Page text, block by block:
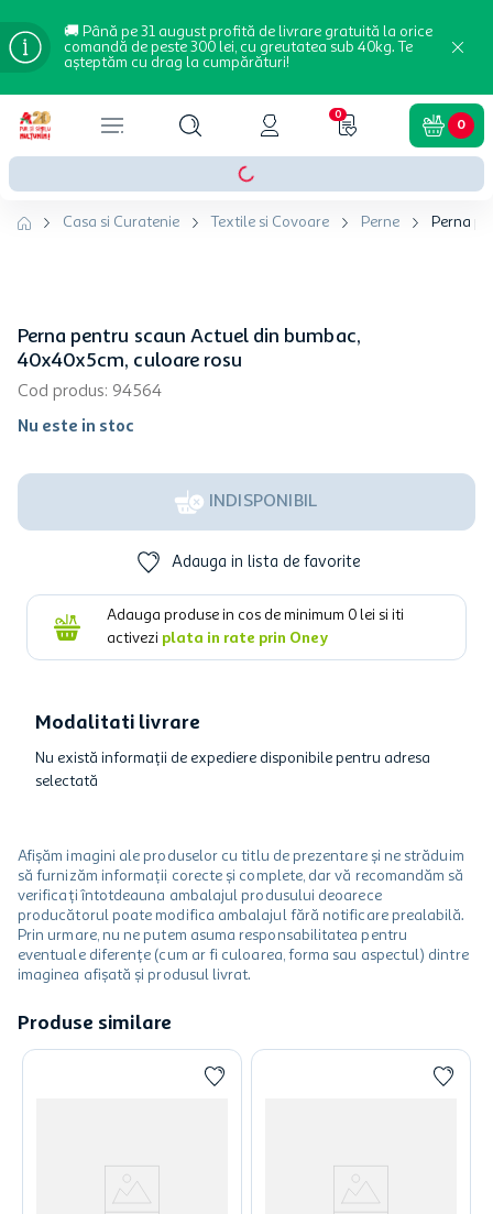
🚚 Până pe 31 august profită de livrare gratuită la orice
comandă de peste 300 lei, cu greutatea sub 40kg. Te
așteptăm cu drag la cumpărături!
0
0
Casa si Curatenie Textile si Covoare Perne Perna
Perna pentru scaun Actuel din bumbac,
40x40x5cm, culoare rosu
Cod produs: 94564
Nu este in stoc
INDISPONIBIL
Adauga in lista de favorite
Adauga produse in cos de minimum 0 lei si iti
activezi plata in rate prin Oney
Modalitati livrare
Nu există informații de expediere disponibile pentru adresa
selectată
Afișăm imagini ale produselor cu titlu de prezentare și ne străduim
să furnizăm informații corecte și complete, dar vă recomandăm să
verificați întotdeauna ambalajul produsului deoarece
producătorul poate modifica ambalajul fără notificare prealabilă.
Prin urmare, nu ne putem asuma responsabilitatea pentru
eventuale diferențe (cum ar fi culoarea, forma sau aspectul) dintre
imaginea afișată și produsul livrat.
Produse similare